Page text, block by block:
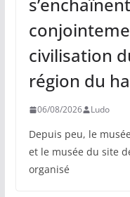
civilisation
région du
06/08/2026 Ludo
Depuis peu, le
et le musée du site
organisé